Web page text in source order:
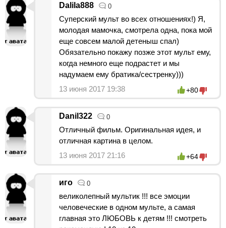
Dalila888 0
Суперский мульт во всех отношениях!) Я,
молодая мамочка, смотрела одна, пока мой
еще совсем малой детеныш спал)
Обязательно покажу позже этот мульт ему,
когда немного еще подрастет и мы
надумаем ему братика/сестренку)))
13 июня 2017 19:38
+80
Danil322 0
Отличный фильм. Оригинальная идея, и
отличная картина в целом.
13 июня 2017 21:16
+64
иго 0
великолепный мультик !!! все эмоции
человеческие в одном мульте, а самая
главная это ЛЮБОВЬ к детям !!! смотреть